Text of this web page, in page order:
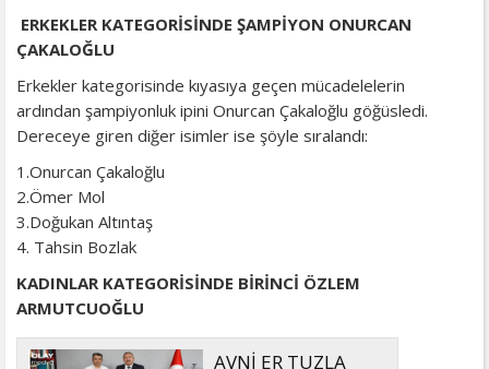
ERKEKLER KATEGORİSİNDE ŞAMPİYON ONURCAN
ÇAKALOĞLU
Erkekler kategorisinde kıyasıya geçen mücadelelerin
ardından şampiyonluk ipini Onurcan Çakaloğlu göğüsledi.
Dereceye giren diğer isimler ise şöyle sıralandı:
1.Onurcan Çakaloğlu
2.Ömer Mol
3.Doğukan Altıntaş
4. Tahsin Bozlak
KADINLAR KATEGORİSİNDE BİRİNCİ ÖZLEM
ARMUTCUOĞLU
AVNİ ER TUZLA